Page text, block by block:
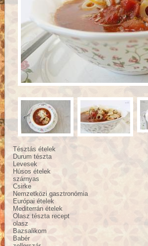
Tésztás ételek
Durum tészta
Levesek
Húsos ételek
szárnyas
Csirke
Nemzetközi gasztronómia
Európai ételek
Mediterrán ételek
Olasz tészta recept
olasz
Bazsalikom
Babér